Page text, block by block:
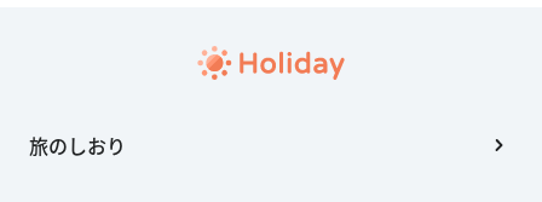
旅のしおり